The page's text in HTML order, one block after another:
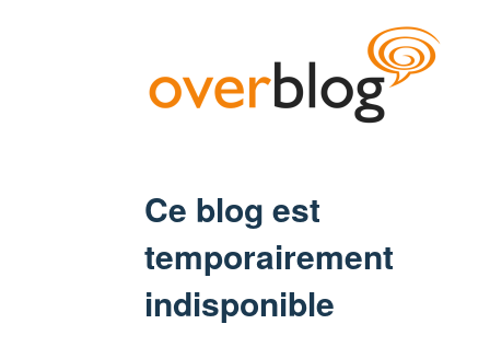
Ce blog est
temporairement
indisponible